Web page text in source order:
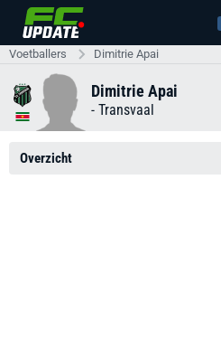
Voetballers Dimitrie Apai
Dimitrie Apai
- Transvaal
Overzicht